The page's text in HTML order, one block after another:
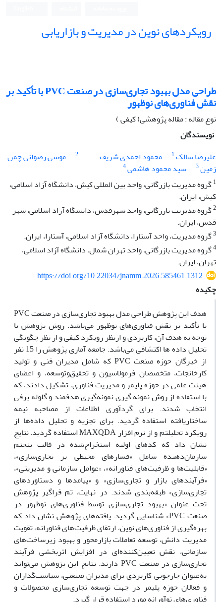
رویکردهای نوین در مدیریت و بازاریابی
طراحی مدل بهبود تجاری‌سازی در صنعت PVC با تأکید بر
نقش فناوری‌های نوظهور
نوع مقاله : مقاله پژوهشی( کیفی )
نویسندگان
علیرضا سالک1 محمود احمدی شریف 2
موسی رضوانی چمن
زمین3 سید محمود هاشمی4
1گروه مدیریت بازرگانی، واحد بین المللی کیش، دانشگاه آزاد اسلامی،
کیش، ایران.
2گروه مدیریت بازرگانی، واحد شهرقدس، دانشگاه آزاد اسلامی، شهر
قدس، ایران.
3گروه مدیریت، واحد آستارا، دانشگاه آزاد اسلامی، آستارا، ایران.
4گروه مدیریت بازرگانی، واحد تهران شمال، دانشگاه آزاد اسلامی،
تهران، ایران.
https://doi.org/10.22034/jnamm.2026.585461.1312
چکیده
هدف این پژوهش طراحی مدل بهبود تجاری‌سازی در صنعت PVC
با تأکید بر نقش فناوری‌های نوظهور می‌باشد. روش پژوهش با
توجه به هدف آن، کاربردی و ازنظر رویکرد کیفی و از نظر چگونگی
تحلیل داده ها اکتشافی می‌باشد. جامعه آماری پژوهش را 15 نفر
از خبرگان حوزه صنعت PVC که شامل مدیران فنی و تولید
کارخانجات، متخصصان فرمولاسیون و تحقیق‌وتوسعه، و اعضای
هیئت علمی در حوزه پلیمر و مدیریت فناوری، تشکیل دادند، که
با استفاده از روش نمونه گیری نمونه‌گیری هدفمند و گلوله برفی
ساختاریافته استفاده گردید. برای تجزیه و تحلیل داده‌ها از
رویکرد تحلیلتم و از نرم افزار MAXQDA استفاده گردید. نتایج
نشان داد که کدهای اولیه استخراج‌شده در قالب پنجتم
سازمان‌دهنده شامل «فشارهای محیطی بر تجاری‌سازی»،
«قابلیت‌ها و ظرفیت‌های فناورانه»، «عوامل سازمانی و مدیریتی»،
«فرآیندهای بازار و تجاری‌سازی» و «پیامدها و دستاوردهای
تجاری‌سازی» طبقه‌بندی شدند. در نهایت، تم فراگیر پژوهش
تحت عنوان «بهبود تجاری‌سازی توسط فناوری‌های نوظهور در
صنعت PVC» شناسایی گردید. یافته‌های پژوهش نشان داد که
بهره‌گیری از فناوری‌های نوین، ارتقای ظرفیت‌های فناورانه، تقویت
مدیریت دانش، توسعه تعاملات بازارمحور و بهبود زیرساخت‌های
سازمانی، نقش تعیین‌کننده‌ای در افزایش اثربخشی فرآیند
تجاری‌سازی در صنعت PVC دارند. نتایج این پژوهش می‌تواند
به‌عنوان چارچوبی کاربردی برای مدیران صنعتی، سیاست‌گذاران
و فعالان حوزه پلیمر در جهت توسعه تجاری‌سازی محصولات و
فناوری‌های نوآورانه مورد استفاده قرار گیرد.